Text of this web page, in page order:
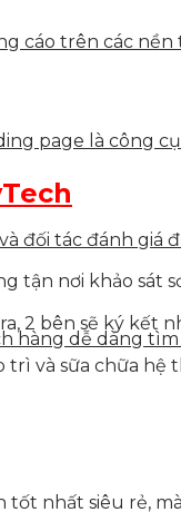
cáo trên các
page là công
đối tác đánh giá
hàng dễ dàng
nơi khảo sát
2 bên sẽ ký kết
và sữa chữa hệ
nhất siêu rẻ,